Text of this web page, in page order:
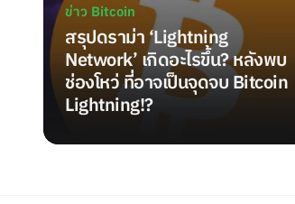
ข่าว Bitcoin
สรุปดราม่า ‘Lightning
Network’ เกิดอะไรขึ้น? หลังพบ
ช่องโหว่ ที่อาจเป็นจุดจบ Bitcoin
Lightning!?